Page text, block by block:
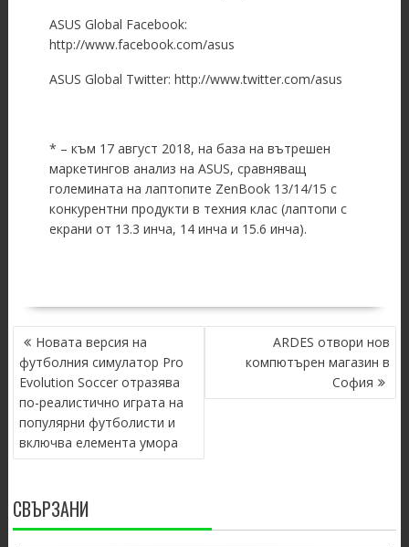
ASUS Global Facebook:
http://www.facebook.com/asus
ASUS Global Twitter: http://www.twitter.com/asus
* – към 17 август 2018, на база на вътрешен
маркетингов анализ на ASUS, сравняващ
големината на лаптопите ZenBook 13/14/15 с
конкурентни продукти в техния клас (лаптопи с
екрани от 13.3 инча, 14 инча и 15.6 инча).
POST
NAVIGATION
Новата версия на
футболния симулатор Pro
Evolution Soccer отразява
по-реалистично играта на
популярни футболисти и
включва елемента умора
ARDES отвори нов
компютърен магазин в
София
СВЪРЗАНИ